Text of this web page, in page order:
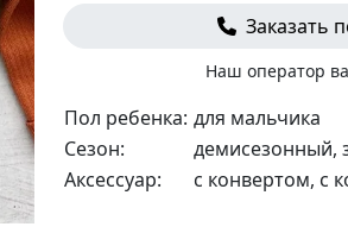
1 250 руб. -
ШАПОЧКА
-
Заказать
Наш оператор
Пол ребенка: для мальчика
Сезон:
демисезонный,
Аксессуар:
с конвертом, с